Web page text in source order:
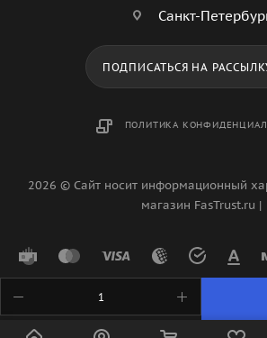
Санкт-
ПОДПИСАТЬСЯ НА
ПОЛИТИКА
2026 © Сайт носит информационный
магазин FasTrust.ru |